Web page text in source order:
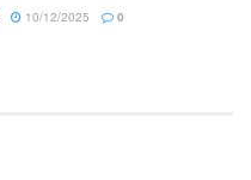
10/12/2025 0